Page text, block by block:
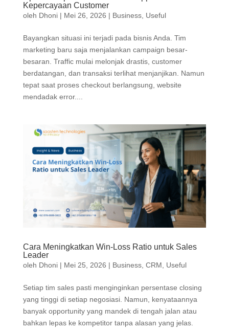
Kepercayaan Customer
oleh Dhoni| Mei 26, 2026 | Business, Useful
Bayangkan situasi ini terjadi pada bisnis Anda. Tim
marketing baru saja menjalankan campaign besar-
besaran. Traffic mulai melonjak drastis, customer
berdatangan, dan transaksi terlihat menjanjikan. Namun
tepat saat proses checkout berlangsung, website
mendadak error....
Cara Meningkatkan Win-Loss Ratio untuk Sales
Leader
oleh Dhoni| Mei 25, 2026 | Business, CRM Useful
Setiap tim sales pasti menginginkan persentase closing
yang tinggi di setiap negosiasi. Namun, kenyataannya
banyak opportunity yang mandek di tengah jalan atau
bahkan lepas ke kompetitor tanpa alasan yang jelas.